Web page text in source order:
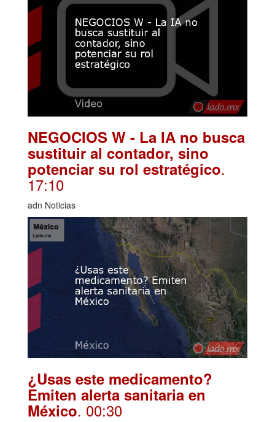
NEGOCIOS W - La IA no busca
sustituir al contador, sino
potenciar su rol estratégico.
17:10
adn Noticias
¿Usas este medicamento?
Emiten alerta sanitaria en
México. 00:30